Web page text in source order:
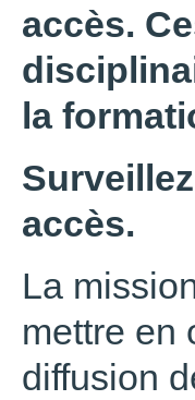
accès.
la
accès.
La
mettre en
diffusion